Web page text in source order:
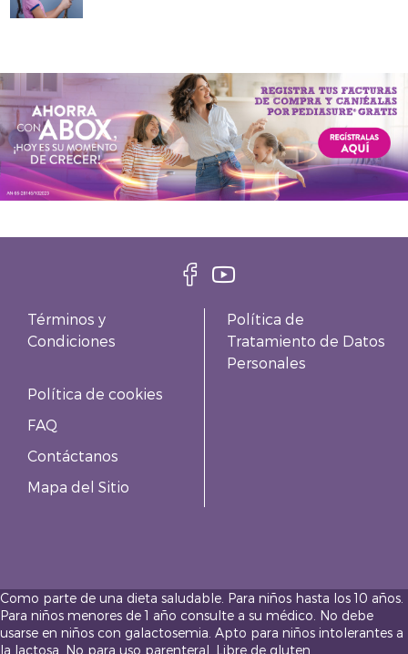
Términos y
Condiciones
Política de
Tratamiento de Datos
Personales
Política de cookies
FAQ
Contáctanos
Mapa del Sitio
Como parte de una dieta saludable. Para niños hasta los 10 años.
Para niños menores de 1 año consulte a su médico. No debe
usarse en niños con galactosemia. Apto para niños intolerantes a
la lactosa. No para uso parenteral. Libre de gluten.